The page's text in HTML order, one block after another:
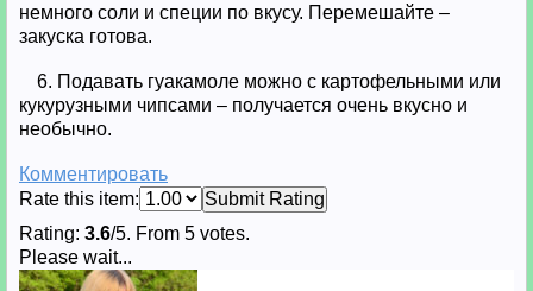
немного соли и специи по вкусу. Перемешайте –
закуска готова.
6. Подавать гуакамоле можно с картофельными или
кукурузными чипсами – получается очень вкусно и
необычно.
Комментировать
Rate this item:
Submit Rating
Rating: 3.6/5. From 5 votes.
Please wait...